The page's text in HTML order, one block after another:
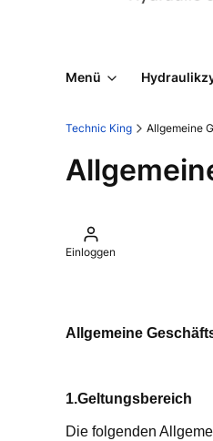
Menü
Technic King Allgemeine
Einloggen
Allgemeine
1.Geltungsbereich
Die folgenden